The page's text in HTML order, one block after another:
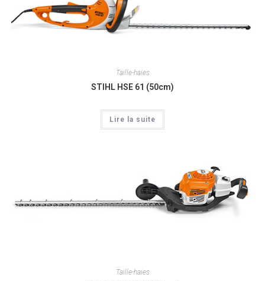
Taille-haies
STIHL HSE 61 (50cm)
Lire la suite
Taille-haies